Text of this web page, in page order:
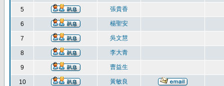
5 張貴香
6 楊聖安
7 吳文慧
8 李大青
9 曹益生
10 黃敏良